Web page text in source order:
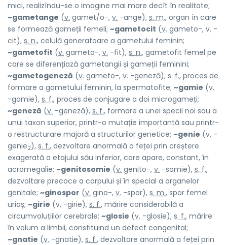
mici, realizîndu-se o imagine mai mare decît în realitate;
~gametange (v. gamet/o-, v. -ange), s. m., organ în care
se formează gameții femeli; ~gametocit (v. gameto-, v. -
cit), s. n., celulă generatoare a gametului feminin;
~gametofit (v. gameto-, v. -fit), s. n., gametofit femel pe
care se diferențiază gametangii și gameții feminini;
~gametogeneză (v. gameto-, v. -geneză), s. f., proces de
formare a gametului feminin, la spermatofite; ~gamie (v.
-gamie), s. f., proces de conjugare a doi microgameți;
~geneză (v. -geneză), s. f., formare a unei specii noi sau a
unui taxon superior, printr-o mutație importantă sau printr-
o restructurare majoră a structurilor genetice; ~genie (v. -
genie2), s. f., dezvoltare anormală a feței prin creștere
exagerată a etajului său inferior, care apare, constant, în
acromegalie; ~genitosomie (v. genito-, v. -somie), s. f.,
dezvoltare precoce a corpului și în special a organelor
genitale; ~ginospor (v. gino-, v. -spor), s. m., spor femel
uriaș; ~girie (v. -girie), s. f., mărire considerabilă a
circumvoluțiilor cerebrale; ~glosie (v. -glosie), s. f., mărire
în volum a limbii, constituind un defect congenital;
~gnatie (v. -gnatie), s. f., dezvoltare anormală a feței prin